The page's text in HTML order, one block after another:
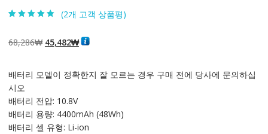
5점 만점에 점
으로 평가됨
(2개 고객 상품평)
68,286₩ 원
격:
45,482₩현
격:
배터리 모델이 정확한지 잘 모르는 경우 구매 전에 당사에 문의하십
시오
배터리 전압: 10.8V
배터리 용량: 4400mAh (48Wh)
배터리 셀 유형: Li-ion